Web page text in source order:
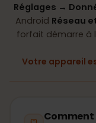
Réglages →
Android Réseau
forfait démarre à
Votre appareil
Comment